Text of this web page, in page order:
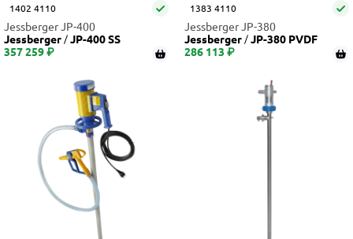
1402 4110
Jessberger JP-400
Jessberger
JP-400 SS
357 259 ₽
1383 4110
Jessberger JP-380
Jessberger
JP-380 PVDF
286 113 ₽